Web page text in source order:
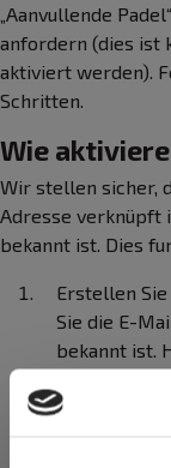
„Aanvullende
anfordern (dies ist
aktiviert werden).
Schritten.
Wie
Wir stellen sicher,
Adresse verknüpft
bekannt ist. Dies
Erstellen
Sie die E-
bekannt ist.
und weicht
Adresse ab?